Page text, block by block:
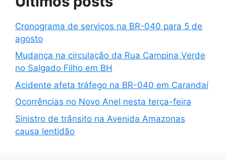
Cronograma de serviços na BR-040 para 5 de
agosto
Mudança na circulação da Rua Campina Verde
no Salgado Filho em BH
Acidente afeta tráfego na BR-040 em Carandaí
Ocorrências no Novo Anel nesta terça-feira
Sinistro de trânsito na Avenida Amazonas
causa lentidão